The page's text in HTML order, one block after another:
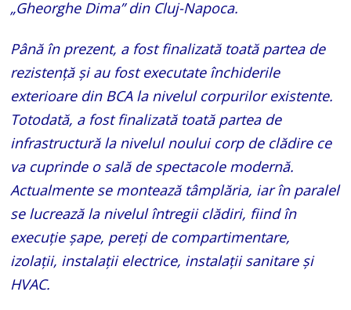
„Gheorghe Dima” din Cluj-Napoca.
Până în prezent, a fost finalizată toată partea de
rezistență și au fost executate închiderile
exterioare din BCA la nivelul corpurilor existente.
Totodată, a fost finalizată toată partea de
infrastructură la nivelul noului corp de clădire ce
va cuprinde o sală de spectacole modernă.
Actualmente se montează tâmplăria, iar în paralel
se lucrează la nivelul întregii clădiri, fiind în
execuție șape, pereți de compartimentare,
izolații, instalații electrice, instalații sanitare și
HVAC.